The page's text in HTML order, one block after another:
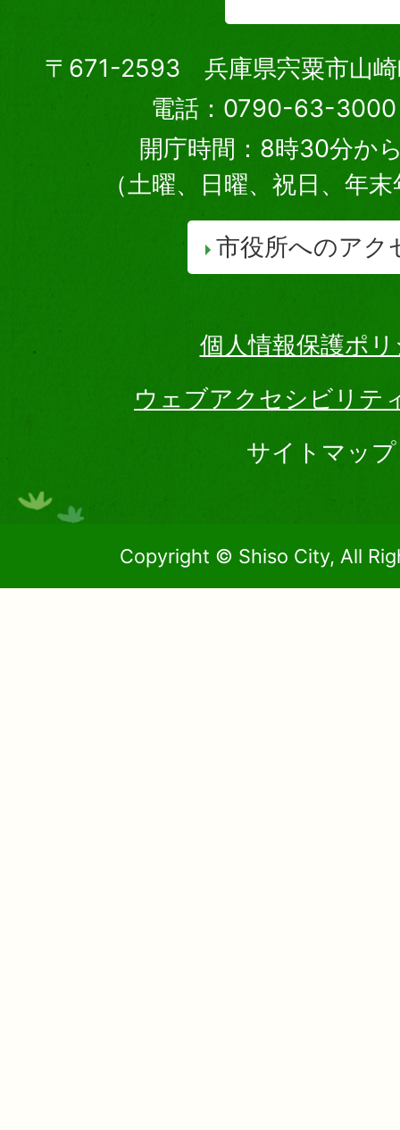
〒671-2593 兵庫県宍粟市山崎
電話：0790-63-3000
開庁時間：8時30分か
（土曜、日曜、祝日、年
市役所へのアク
個人情報保護ポ
ウェブアクセシビリテ
サイトマップ
Copyright © Shiso City, All